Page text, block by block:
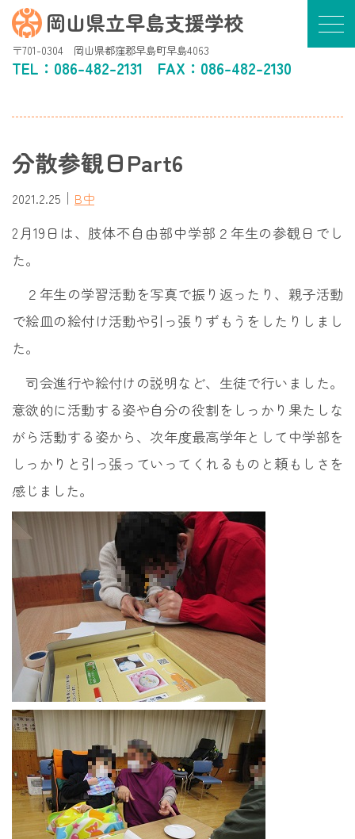
岡山県立早島支援学校
〒701-0304 岡山県都窪郡早島町早島4063
TEL： 086-482-2131 FAX：086-482-2130
分散参観日Part6
2021.2.25 ｜ B中
2月19日は、肢体不自由部中学部２年生の参観日でし
た。
２年生の学習活動を写真で振り返ったり、親子活動
で絵皿の絵付け活動や引っ張りずもうをしたりしまし
た。
司会進行や絵付けの説明など、生徒で行いました。
意欲的に活動する姿や自分の役割をしっかり果たしな
がら活動する姿から、次年度最高学年として中学部を
しっかりと引っ張っていってくれるものと頼もしさを
感じました。